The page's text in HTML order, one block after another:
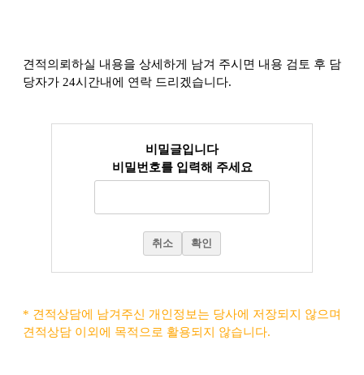
견적의뢰하실 내용을 상세하게 남겨 주시면 내용 검토 후 담
당자가 24시간내에 연락 드리겠습니다.
비밀글입니다
비밀번호를 입력해 주세요
취소 확인
* 견적상담에 남겨주신 개인정보는 당사에 저장되지 않으며
견적상담 이외에 목적으로 활용되지 않습니다.